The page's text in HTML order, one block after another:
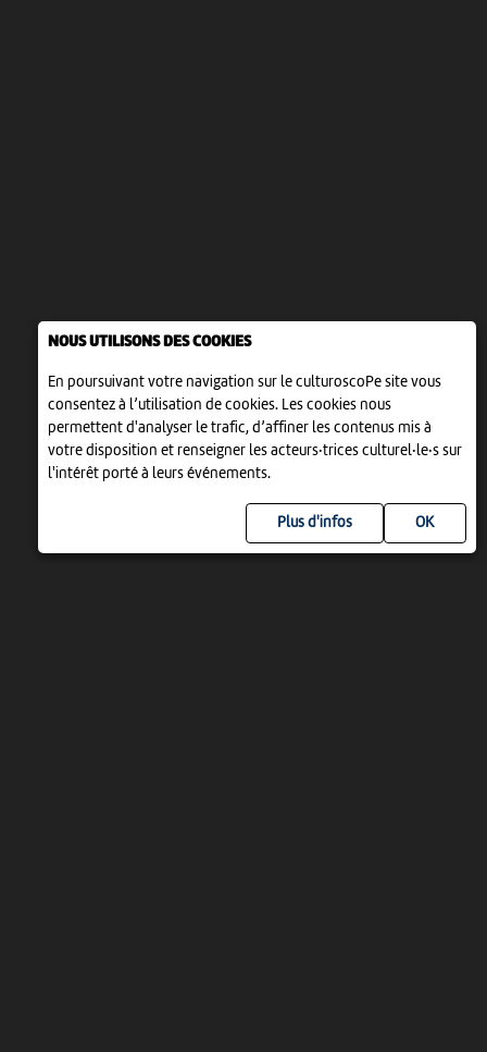
NOUS UTILISONS DES COOKIES
En poursuivant votre navigation sur le culturoscoPe site vous
consentez à l’utilisation de cookies. Les cookies nous
permettent d'analyser le trafic, d’affiner les contenus mis à
votre disposition et renseigner les acteurs·trices culturel·le·s sur
l'intérêt porté à leurs événements.
Plus d'infos